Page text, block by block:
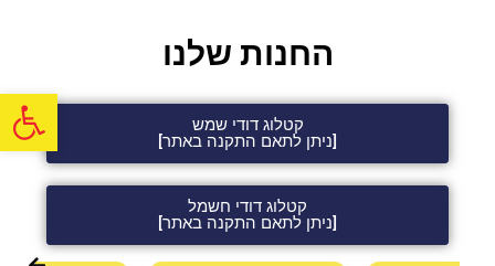
החנות שלנו
קטלוג דודי שמש
[ניתן לתאם התקנה באתר]
קטלוג דודי חשמל
[ניתן לתאם התקנה באתר]